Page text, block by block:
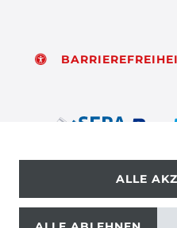
© Copyright 2026 |
ALLE